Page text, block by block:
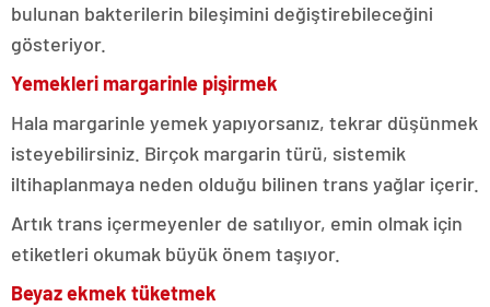
bulunan bakterilerin bileşimini değiştirebileceğini
gösteriyor.
Yemekleri margarinle pişirmek
Hala margarinle yemek yapıyorsanız, tekrar düşünmek
isteyebilirsiniz. Birçok margarin türü, sistemik
iltihaplanmaya neden olduğu bilinen trans yağlar içerir.
Artık trans içermeyenler de satılıyor, emin olmak için
etiketleri okumak büyük önem taşıyor.
Beyaz ekmek tüketmek